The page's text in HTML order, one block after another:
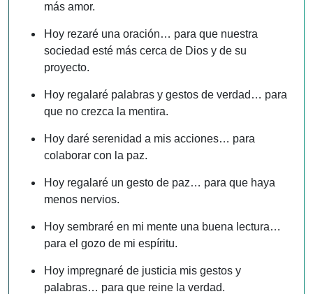
más amor.
Hoy rezaré una oración… para que nuestra
sociedad esté más cerca de Dios y de su
proyecto.
Hoy regalaré palabras y gestos de verdad… para
que no crezca la mentira.
Hoy daré serenidad a mis acciones… para
colaborar con la paz.
Hoy regalaré un gesto de paz… para que haya
menos nervios.
Hoy sembraré en mi mente una buena lectura…
para el gozo de mi espíritu.
Hoy impregnaré de justicia mis gestos y
palabras… para que reine la verdad.